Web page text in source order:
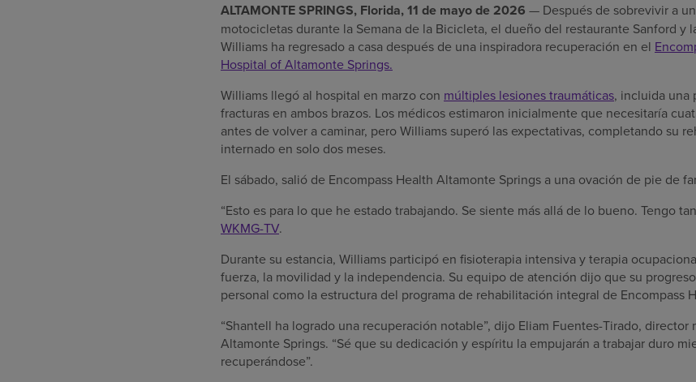
ALTAMONTE SPRINGS, Florida, 11 de mayo de 2026 — Después de sobrevivir a
motocicletas durante la Semana de la Bicicleta, el dueño del restaurante Sanford y
Williams ha regresado a casa después de una inspiradora recuperación en el
Hospital of Altamonte Springs.
Williams llegó al hospital en marzo con múltiples lesiones traumáticas, incluida una
fracturas en ambos brazos. Los médicos estimaron inicialmente que necesitaría
antes de volver a caminar, pero Williams superó las expectativas, completando su
internado en solo dos meses.
El sábado, salió de Encompass Health Altamonte Springs a una ovación de pie de
“Esto es para lo que he estado trabajando. Se siente más allá de lo bueno. Tengo
WKMG-TV.
Durante su estancia, Williams participó en fisioterapia intensiva y terapia
fuerza, la movilidad y la independencia. Su equipo de atención dijo que su
personal como la estructura del programa de rehabilitación integral de Encompass
“Shantell ha logrado una recuperación notable”, dijo Eliam Fuentes-Tirado, director
Altamonte Springs. “Sé que su dedicación y espíritu la empujarán a trabajar duro
recuperándose”.